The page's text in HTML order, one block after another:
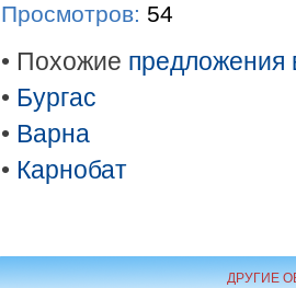
Просмотров: 54
• Похожие предложения
• Бургас
• Варна
• Карнобат
ДРУГИЕ